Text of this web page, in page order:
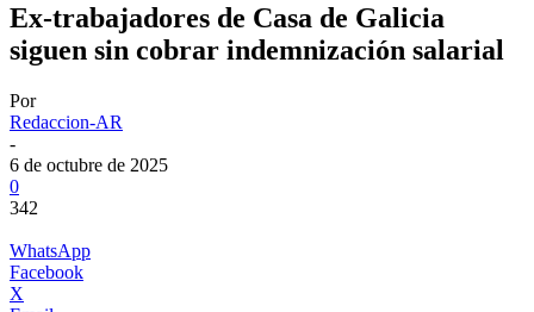
Ex-trabajadores de Casa de Galicia
siguen sin cobrar indemnización salarial
Por
Redaccion-AR
-
6 de octubre de 2025
0
342
WhatsApp
Facebook
X